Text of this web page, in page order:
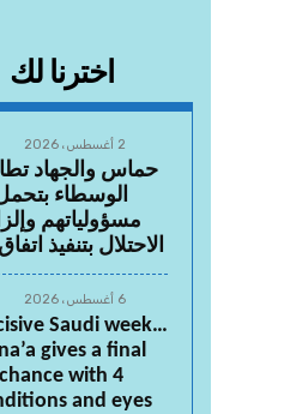
اخترنا لك
2 أغسطس، 2026
حماس والجهاد
الوسطاء
مسؤولياتهم
الاحتلال بتنفيذ
6 أغسطس، 2026
Saudi week…
gives a final
chance with 4
and eyes